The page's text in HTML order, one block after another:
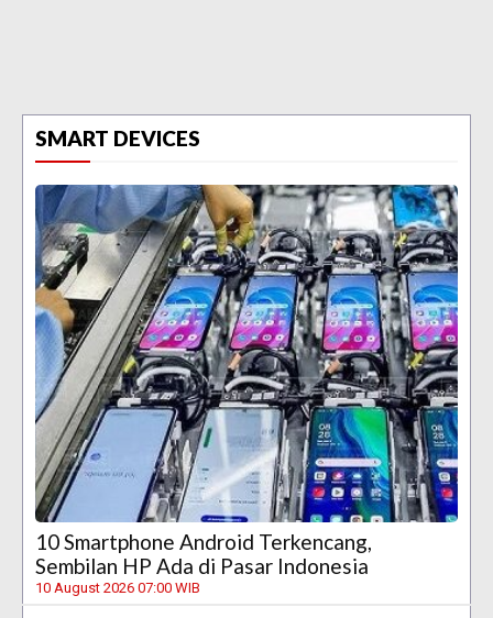
SMART DEVICES
10 Smartphone Android Terkencang,
Sembilan HP Ada di Pasar Indonesia
10 August 2026 07:00 WIB